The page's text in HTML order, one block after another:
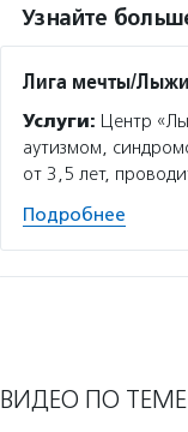
Узнайте
Лига мечты/
Услуги: Центр
аутизмом,
от 3,5 лет,
Подробнее
ВИДЕО ПО ТЕМЕ